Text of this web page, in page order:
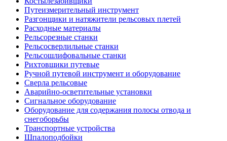
Путеизмерительный инструмент
Разгонщики и натяжители рельсовых плетей
Расходные материалы
Рельсорезные станки
Рельсосверлильные станки
Рельсошлифовальные станки
Рихтовщики путевые
Ручной путевой инструмент и оборудование
Сверла рельсовые
Аварийно-осветительные установки
Сигнальное оборудование
Оборудование для содержания полосы отвода и
снегоборьбы
Транспортные устройства
Шпалоподбойки